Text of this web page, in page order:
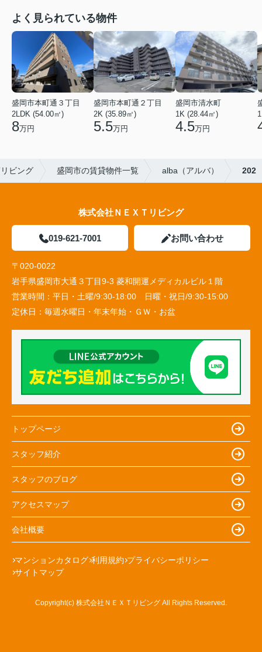
よく見られている物件
盛岡市本町通３丁目
2LDK (54.00㎡)
8万円
盛岡市本町通２丁目
2K (35.89㎡)
5.5万円
盛岡市清水町
1K (28.44㎡)
4.5万円
ビング 盛岡市の賃貸物件一覧 alba（アルバ） 202
株式会社ＮＥＸＴリビング
019-621-7001 お問い合わせ
〒020-0022
岩手県盛岡市大通３丁目9-3 菱和開運メディカルビル１階
営業時間： 平日・土曜/9:30-18:00 日曜・祝日/9:30-15:00
定休日： 毎週水曜日・年末年始・ＧＷ・お盆
トップページ
スタッフ紹介
スタッフのブログ
アクセスマップ
会社概要
マンションカタログ 利用規約 プライバシーポリシー
サイトマップ
Copyright(c) 株式会社ＮＥＸＴリビング All Rights Reserved.